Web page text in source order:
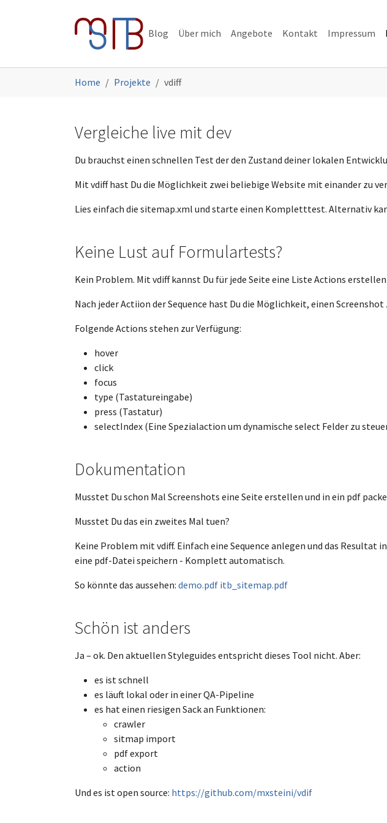
Blog Über mich Angebote Kontakt Impressum
Home Projekte vdiff
Vergleiche live mit dev
Du brauchst einen schnellen Test der den Zustand deiner lokalen
Mit vdiff hast Du die Möglichkeit zwei beliebige Website mit einander zu
Lies einfach die sitemap.xml und starte einen Kompletttest. Alternativ
Keine Lust auf Formulartests?
Kein Problem. Mit vdiff kannst Du für jede Seite eine Liste Actions
Nach jeder Actiion der Sequence hast Du die Möglichkeit, einen
Folgende Actions stehen zur Verfügung:
hover
click
focus
type (Tastatureingabe)
press (Tastatur)
selectIndex (Eine Spezialaction um dynamische select Felder zu
Dokumentation
Musstet Du schon Mal Screenshots eine Seite erstellen und in ein pdf
Musstet Du das ein zweites Mal tuen?
Keine Problem mit vdiff. Einfach eine Sequence anlegen und das Resultat in
eine pdf-Datei speichern - Komplett automatisch.
So könnte das aussehen: demo.pdf itb_sitemap.pdf
Schön ist anders
Ja – ok. Den aktuellen Styleguides entspricht dieses Tool nicht. Aber:
es ist schnell
es läuft lokal oder in einer QA-Pipeline
es hat einen riesigen Sack an Funktionen:
crawler
sitmap import
pdf export
action
Und es ist open source: https://github.com/mxsteini/vdif